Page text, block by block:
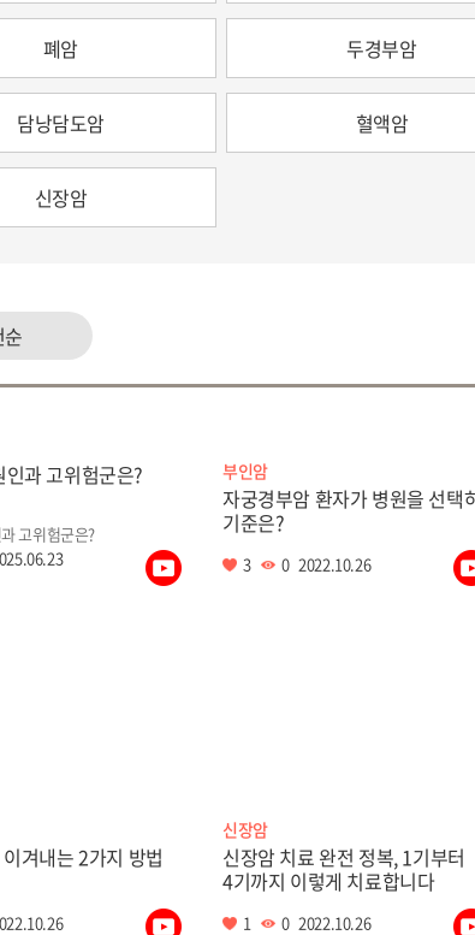
폐암 두경부암
담낭담도암 혈액암
신장암
과 고위험군은?
고위험군은?
부인암
자궁경부암 환자가 병원을 선택
기준은?
3 0 2022.10.26
겨내는 2가지 방법
신장암
신장암 치료 완전 정복, 1기부터
4기까지 이렇게 치료합니다
1 0 2022.10.26